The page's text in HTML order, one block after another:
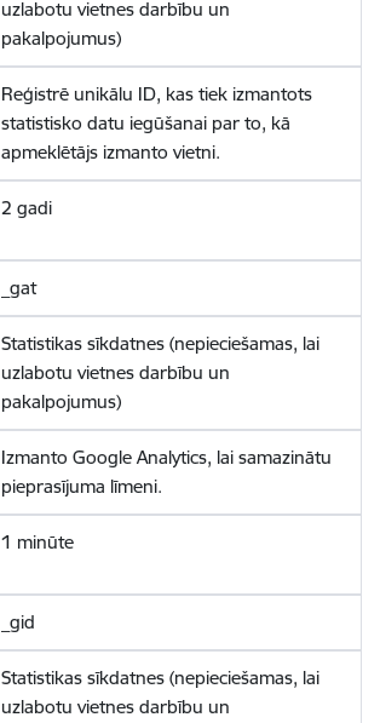
uzlabotu vietnes darbību un
pakalpojumus)
Reģistrē unikālu ID, kas tiek izmantots
statistisko datu iegūšanai par to, kā
apmeklētājs izmanto vietni.
2 gadi
_gat
Statistikas sīkdatnes (nepieciešamas, lai
uzlabotu vietnes darbību un
pakalpojumus)
Izmanto Google Analytics, lai samazinātu
pieprasījuma līmeni.
1 minūte
_gid
Statistikas sīkdatnes (nepieciešamas, lai
uzlabotu vietnes darbību un